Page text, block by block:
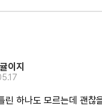
이지
린 하나도 모르는데 괜찮